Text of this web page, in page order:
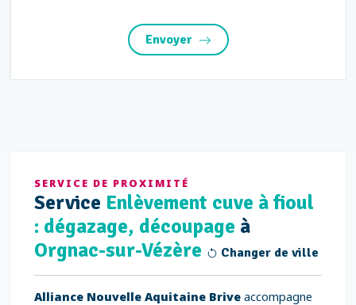
Envoyer
SERVICE DE PROXIMITÉ
Service Enlèvement cuve à fioul
: dégazage, découpage à
Orgnac-sur-Vézère
Changer de ville
Alliance Nouvelle Aquitaine Brive accompagne